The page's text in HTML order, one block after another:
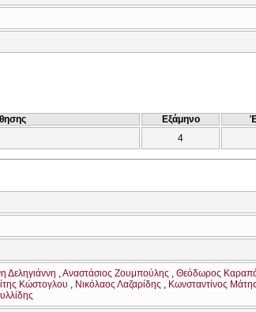
Εξάμηνο
4
Δεληγιάννη Αναστάσιος Ζουμπούλης Θεόδωρος
Κώστογλου Νικόλαος Λαζαρίδης Κωνσταντίνος Μάτης